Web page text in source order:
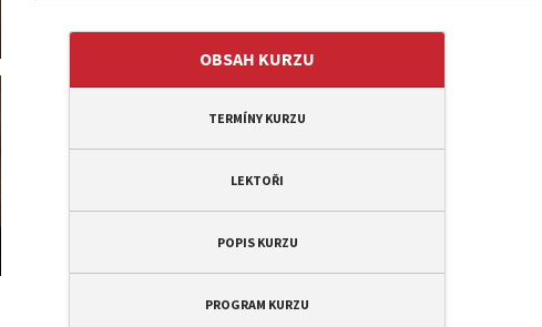
OBSAH KURZU
TERMÍNY KURZU
LEKTOŘI
POPIS KURZU
PROGRAM KURZU